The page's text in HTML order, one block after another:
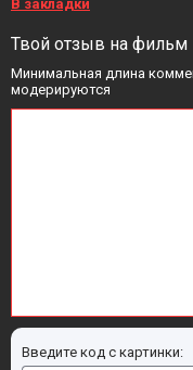
В закладки
Твой отзыв на фильм
Минимальная длина
модерируются
Введите код с картинки: